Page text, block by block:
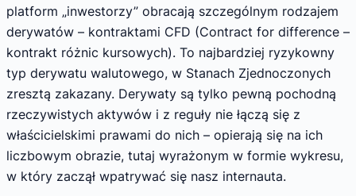
platform „inwestorzy” obracają szczególnym rodzajem
derywatów – kontraktami CFD (Contract for difference –
kontrakt różnic kursowych). To najbardziej ryzykowny
typ derywatu walutowego, w Stanach Zjednoczonych
zresztą zakazany. Derywaty są tylko pewną pochodną
rzeczywistych aktywów i z reguły nie łączą się z
właścicielskimi prawami do nich – opierają się na ich
liczbowym obrazie, tutaj wyrażonym w formie wykresu,
w który zaczął wpatrywać się nasz internauta.